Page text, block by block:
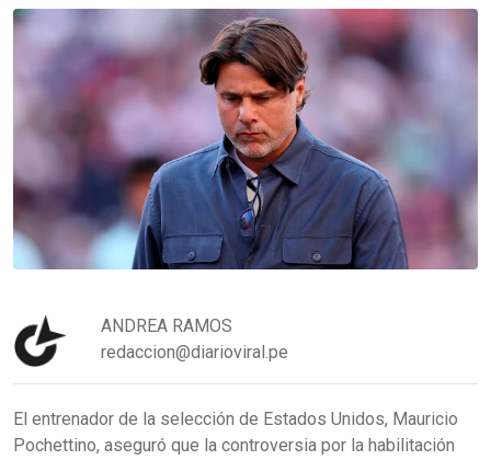
ANDREA RAMOS
redaccion@diarioviral.pe
El entrenador de la selección de Estados Unidos, Mauricio
Pochettino, aseguró que la controversia por la habilitación